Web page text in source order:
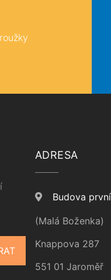
ADRESA
Budova
(Malá Boženka)
Knappova 287
551 01 Jaroměř